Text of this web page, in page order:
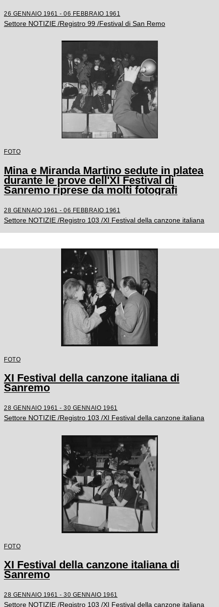
26 GENNAIO 1961 - 06 FEBBRAIO 1961
Settore NOTIZIE /Registro 99 /Festival di San Remo
FOTO
Mina e Miranda Martino sedute in platea
durante le prove dell'XI Festival di
Sanremo riprese da molti fotografi
28 GENNAIO 1961 - 06 FEBBRAIO 1961
Settore NOTIZIE /Registro 103 /XI Festival della canzone italiana
FOTO
XI Festival della canzone italiana di
Sanremo
28 GENNAIO 1961 - 30 GENNAIO 1961
Settore NOTIZIE /Registro 103 /XI Festival della canzone italiana
FOTO
XI Festival della canzone italiana di
Sanremo
28 GENNAIO 1961 - 30 GENNAIO 1961
Settore NOTIZIE /Registro 103 /XI Festival della canzone italiana